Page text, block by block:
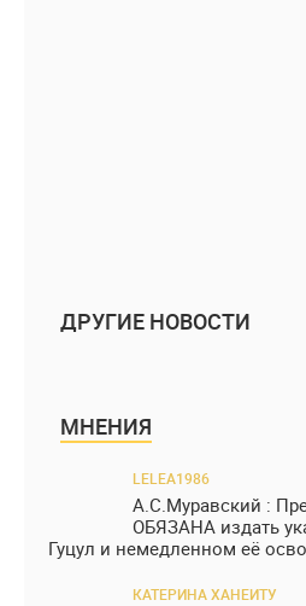
ДРУГИЕ НОВОСТИ
МНЕНИЯ
LELEA1986
А.С.Муравский :
ОБЯЗАНА издать
Гуцул и немедленном её
КАТЕРИНА ХАНЕИТУ